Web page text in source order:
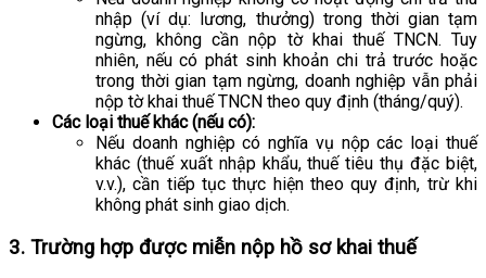
nhập (ví dụ: lương, thưởng) trong thời gian tạm
ngừng, không cần nộp tờ khai thuế TNCN. Tuy
nhiên, nếu có phát sinh khoản chi trả trước hoặc
trong thời gian tạm ngừng, doanh nghiệp vẫn phải
nộp tờ khai thuế TNCN theo quy định (tháng/quý).
Các loại thuế khác (nếu có):
Nếu doanh nghiệp có nghĩa vụ nộp các loại thuế
khác (thuế xuất nhập khẩu, thuế tiêu thụ đặc biệt,
v.v.), cần tiếp tục thực hiện theo quy định, trừ khi
không phát sinh giao dịch.
3. Trường hợp được miễn nộp hồ sơ khai thuế